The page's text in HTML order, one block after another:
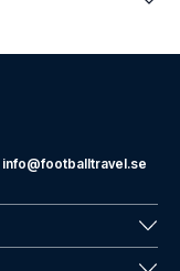
info@footballtravel.se